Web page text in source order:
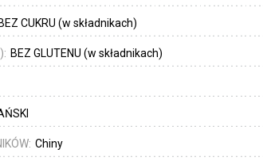
BEZ CUKRU (w składnikach)
BEZ GLUTENU (w składnikach)
Chiny